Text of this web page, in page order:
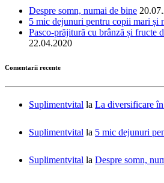
Despre somn, numai de bine
5 mic dejunuri pentru copii mari și
Pasco-prăjitură cu brânză și fructe
22.04.2020
Comentarii recente
Suplimentvital la La diversificare
Suplimentvital la 5 mic dejunuri
Suplimentvital la Despre somn,